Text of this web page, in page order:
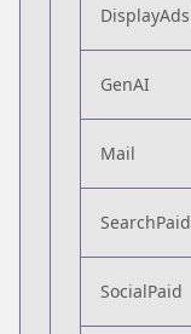
DisplayAds
GenAI
Mail
SearchPaid
SocialPaid